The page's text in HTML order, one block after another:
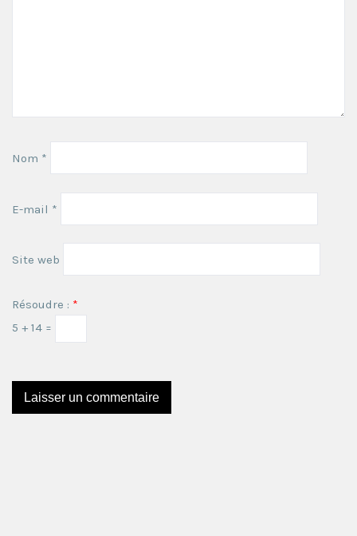
Nom *
E-mail *
Site web
Résoudre : *
5 + 14 =